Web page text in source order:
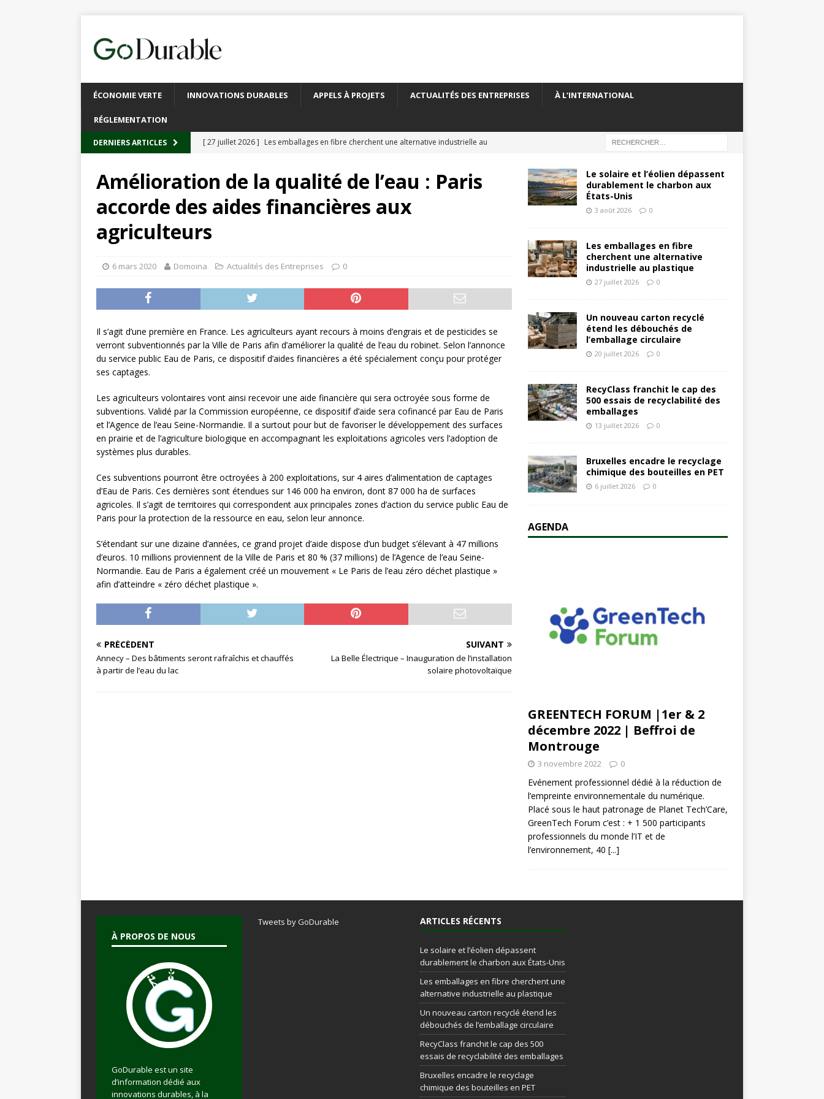
ÉCONOMIE VERTE INNOVATIONS DURABLES APPELS À PROJETS ACTUALITÉS DES ENTREPRISES À L’INTERNATIONAL
RÉGLEMENTATION
DERNIERS ARTICLES [ 27 juillet 2026 ] Les emballages en fibre cherchent une alternative industrielle au
[ 20 juillet 2026 ] Un nouveau carton recyclé étend les débouchés de l’emballage
circulaire
ACTUALITÉS DES ENTREPRISES
[ 6 juillet 2026 ] Bruxelles encadre le recyclage chimique des bouteilles en PET
L’INTERNATIONAL
[ 3 août 2026 ] Le solaire et l’éolien dépassent durablement le charbon aux États-Unis
À L’INTERNATIONAL
Amélioration de la qualité de l’eau : Paris
accorde des aides financières aux
agriculteurs
6 mars 2020 Domoina Actualités des Entreprises 0
Il s’agit d’une première en France. Les agriculteurs ayant recours à moins d’engrais et de pesticides se
verront subventionnés par la Ville de Paris afin d’améliorer la qualité de l’eau du robinet. Selon l’annonce
du service public Eau de Paris, ce dispositif d’aides financières a été spécialement conçu pour protéger
ses captages.
Les agriculteurs volontaires vont ainsi recevoir une aide financière qui sera octroyée sous forme de
subventions. Validé par la Commission européenne, ce dispositif d’aide sera cofinancé par Eau de Paris
et l’Agence de l’eau Seine-Normandie. Il a surtout pour but de favoriser le développement des surfaces
en prairie et de l’agriculture biologique en accompagnant les exploitations agricoles vers l’adoption de
systèmes plus durables.
Ces subventions pourront être octroyées à 200 exploitations, sur 4 aires d’alimentation de captages
d’Eau de Paris. Ces dernières sont étendues sur 146 000 ha environ, dont 87 000 ha de surfaces
agricoles. Il s’agit de territoires qui correspondent aux principales zones d’action du service public Eau de
Paris pour la protection de la ressource en eau, selon leur annonce.
S’étendant sur une dizaine d’années, ce grand projet d’aide dispose d’un budget s’élevant à 47 millions
d’euros. 10 millions proviennent de la Ville de Paris et 80 % (37 millions) de l’Agence de l’eau Seine-
Normandie. Eau de Paris a également créé un mouvement « Le Paris de l’eau zéro déchet plastique »
afin d’atteindre « zéro déchet plastique ».
PRÉCÉDENT
Annecy – Des bâtiments seront rafraîchis et chauffés
à partir de l’eau du lac
SUIVANT
La Belle Électrique – Inauguration de l’installation
solaire photovoltaïque
Le solaire et l’éolien dépassent
durablement le charbon aux
États-Unis
3 août 2026 0
Les emballages en fibre
cherchent une alternative
industrielle au plastique
27 juillet 2026 0
Un nouveau carton recyclé
étend les débouchés de
l’emballage circulaire
20 juillet 2026 0
RecyClass franchit le cap des
500 essais de recyclabilité des
emballages
13 juillet 2026 0
Bruxelles encadre le recyclage
chimique des bouteilles en PET
6 juillet 2026 0
AGENDA
GREENTECH FORUM |1er & 2
décembre 2022 | Beffroi de
Montrouge
3 novembre 2022 0
Evénement professionnel dédié à la réduction de
l’empreinte environnementale du numérique.
Placé sous le haut patronage de Planet Tech’Care,
GreenTech Forum c’est : + 1 500 participants
professionnels du monde l’IT et de
l’environnement, 40 [...]
À PROPOS DE NOUS
GoDurable est un site
d’information dédié aux
innovations durables, à la
Tweets by GoDurable ARTICLES RÉCENTS
Le solaire et l’éolien dépassent
durablement le charbon aux États-Unis
Les emballages en fibre cherchent une
alternative industrielle au plastique
Un nouveau carton recyclé étend les
débouchés de l’emballage circulaire
RecyClass franchit le cap des 500
essais de recyclabilité des emballages
Bruxelles encadre le recyclage
chimique des bouteilles en PET